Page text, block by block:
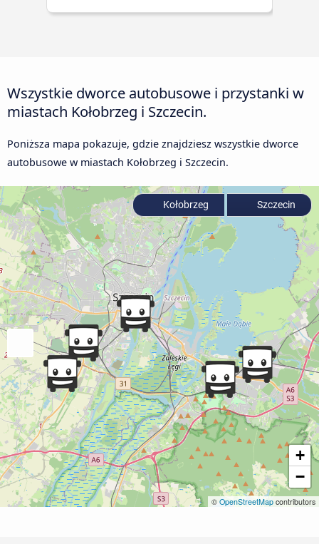
Wszystkie dworce autobusowe i przystanki w
miastach Kołobrzeg i Szczecin.
Poniższa mapa pokazuje, gdzie znajdziesz wszystkie dworce
autobusowe w miastach Kołobrzeg i Szczecin.
+
−
© OpenStreetMap contributors
Kołobrzeg Szczecin